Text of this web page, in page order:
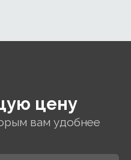
цену
вам удобнее